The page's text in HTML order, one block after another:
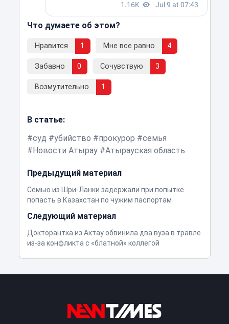
Что думаете об этом?
Нравится 1 Мне все равно 4
Забавно 0 Сочувствую 3
Возмутительно 1
В статье:
суд
убийство прокурор
семья
Новости Атырау
Атырауская область
Предыдущий материал
Семью из Шри-Ланки задержали при попытке
попасть в Казахстан по чужим паспортам
Следующий материал
Докторантка из Актау обвинила два вуза в травле
из-за конфликта с «блатной» коллегой